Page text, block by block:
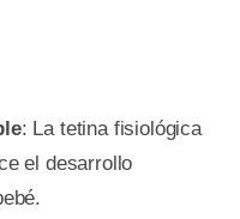
: La tetina fisiológica
el desarrollo